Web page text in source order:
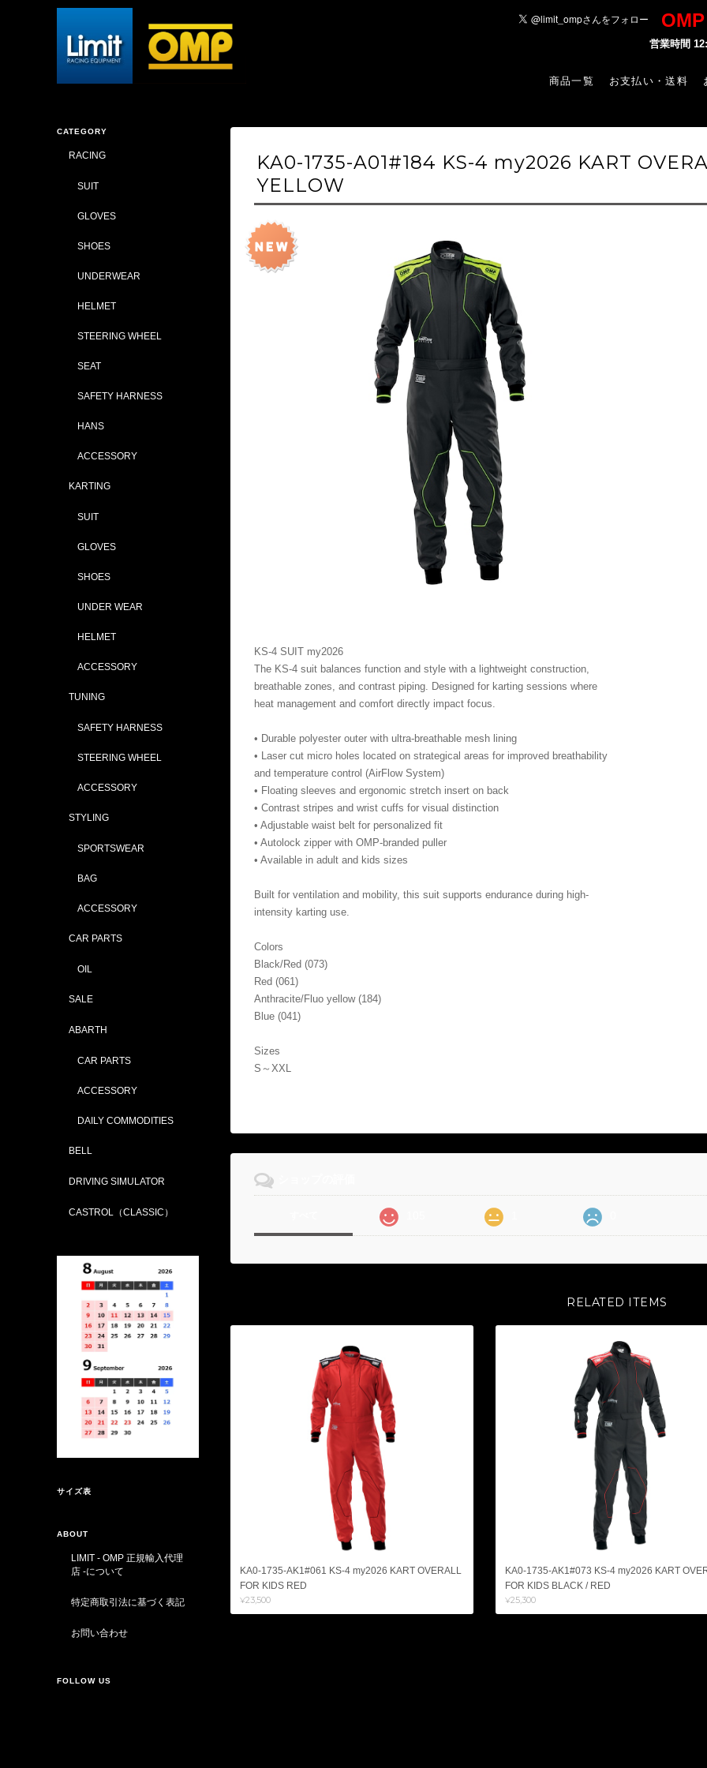
営業時間
商品一覧 お支払い・送料
KA0-1735-A01#184 KS-4 my2026 KART
YELLOW
KS-4 SUIT my2026
The KS-4 suit balances function and style with a lightweight construction,
breathable zones, and contrast piping. Designed for karting sessions where
heat management and comfort directly impact focus.
• Durable polyester outer with ultra-breathable mesh lining
• Laser cut micro holes located on strategical areas for improved breathability
and temperature control (AirFlow System)
• Floating sleeves and ergonomic stretch insert on back
• Contrast stripes and wrist cuffs for visual distinction
• Adjustable waist belt for personalized fit
• Autolock zipper with OMP-branded puller
• Available in adult and kids sizes
Built for ventilation and mobility, this suit supports endurance during high-
intensity karting use.
Colors
Black/Red (073)
Red (061)
Anthracite/Fluo yellow (184)
Blue (041)
Sizes
S～XXL
RELATED ITEMS
KA0-1735-AK1#061 KS-4 my2026 KART OVERALL
FOR KIDS RED
¥23,500
KA0-1735-AK1#073 KS-4 my2026 KART
FOR KIDS BLACK / RED
¥25,300
CATEGORY
RACING
SUIT
GLOVES
SHOES
UNDERWEAR
HELMET
STEERING WHEEL
SEAT
SAFETY HARNESS
HANS
ACCESSORY
KARTING
SUIT
GLOVES
SHOES
UNDER WEAR
HELMET
ACCESSORY
TUNING
SAFETY HARNESS
STEERING WHEEL
ACCESSORY
STYLING
SPORTSWEAR
BAG
ACCESSORY
CAR PARTS
OIL
SALE
ABARTH
CAR PARTS
ACCESSORY
DAILY COMMODITIES
BELL
DRIVING SIMULATOR
CASTROL（CLASSIC）
サイズ表
ABOUT
LIMIT - OMP 正規輸入代理
店 -について
特定商取引法に基づく表記
お問い合わせ
FOLLOW US